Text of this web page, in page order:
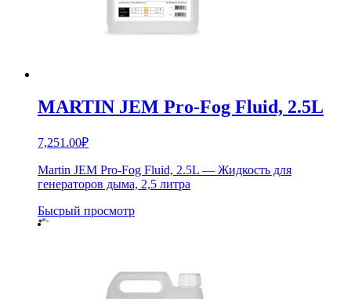
MARTIN JEM Pro-Fog Fluid, 2.5L
7,251.00₽
Martin JEM Pro-Fog Fluid, 2.5L — Жидкость для
генераторов дыма, 2,5 литра
Бысрый просмотр